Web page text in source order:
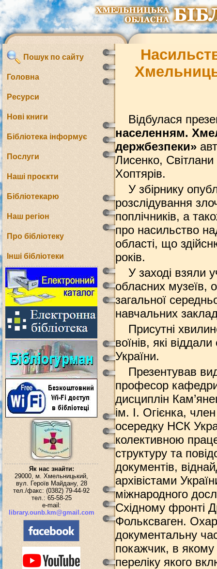
Пошук по сайту
Головна
Ресурси
Нові книги
Бібліотека інформує
Послуги
Наші проєкти
Бібліотекарю
Наш регіон
Про бібліотеку
Інші бібліотеки
Як нас знайти:
29000, м. Хмельницький,
вул. Героїв Майдану, 28
тел./факс: (0382) 79-44-92
тел.: 65-58-25
e-mail:
library.ounb.km@gmail.com
Відбулася
населенням.
держбезпеки»
Лисенко,
Хоптярів.
У збірнику
розслідування
поплічників, а
про насильство
області, що
років.
У заході взяли
обласних музеїв,
загальної
навчальних
Присутні
воїнів, які
України.
Презентував
професор кафедри
дисциплін
ім. І. Огієнка,
осередку НСК
колективною
структуру та
документів,
архівістами
міжнародного
Східному фронті
Фольксваген.
документальну
покажчик, в якому
переліку якого